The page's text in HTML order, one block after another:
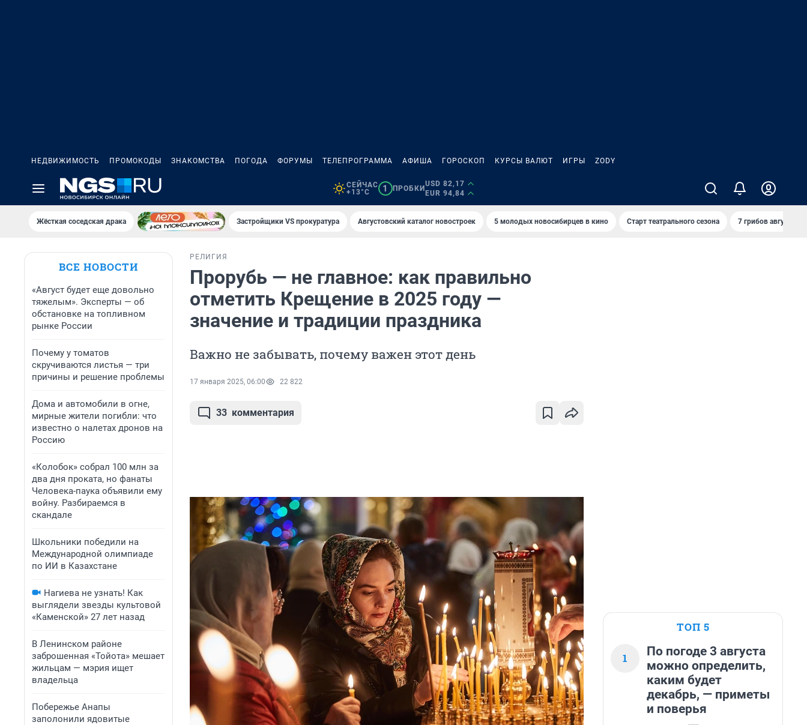
НЕДВИЖИМОСТЬ ПРОМОКОДЫ ЗНАКОМСТВА ПОГОДА ФОРУМЫ ТЕЛЕПРОГРАММА АФИША ГОРОСКОП КУРСЫ ВАЛЮТ ИГРЫ ZODY
СЕЙЧАС
+13°C
1 ПРОБКИ
USD 82,17
EUR 94,84
Жёсткая соседская драка Застройщики VS прокуратура Августовский каталог новостроек 5 молодых новосибирцев в кино Старт театрального сезона 7 грибов августа
ВСЕ НОВОСТИ
«Август будет еще довольно
тяжелым». Эксперты — об
обстановке на топливном
рынке России
Почему у томатов
скручиваются листья — три
причины и решение проблемы
Дома и автомобили в огне,
мирные жители погибли: что
известно о налетах дронов на
Россию
«Колобок» собрал 100 млн за
два дня проката, но фанаты
Человека-паука объявили ему
войну. Разбираемся в
скандале
Школьники победили на
Международной олимпиаде
по ИИ в Казахстане
Нагиева не узнать! Как
выглядели звезды культовой
«Каменской» 27 лет назад
В Ленинском районе
заброшенная «Тойота» мешает
жильцам — мэрия ищет
владельца
Побережье Анапы
заполонили ядовитые
РЕЛИГИЯ
Прорубь — не главное: как правильно
отметить Крещение в 2025 году —
значение и традиции праздника
Важно не забывать, почему важен этот день
17 января 2025, 06:00 22 822
33 комментария
ТОП 5
1
По погоде 3 августа
можно определить,
каким будет
декабрь, — приметы
и поверья